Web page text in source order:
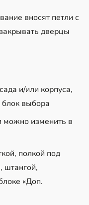
вносят петли с
дверцы
и/или корпуса,
блок выбора
изменить в
полкой под
штангой,
«Доп.